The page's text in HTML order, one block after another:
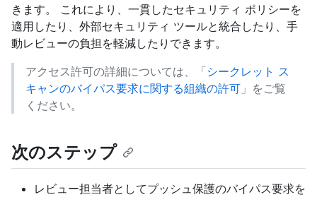
きます。 これにより、一貫したセキュリティ ポリシーを
適用したり、外部セキュリティ ツールと統合したり、手
動レビューの負担を軽減したりできます。
アクセス許可の詳細については、「シークレット ス
キャンのバイパス要求に関する組織の許可 」をご覧
ください。
次のステップ
レビュー担当者としてプッシュ保護のバイパス要求を